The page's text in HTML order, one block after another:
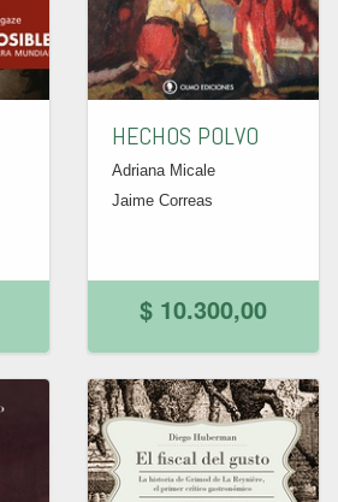
HECHOS POLVO
Adriana Micale
Jaime Correas
$ 10.300,00